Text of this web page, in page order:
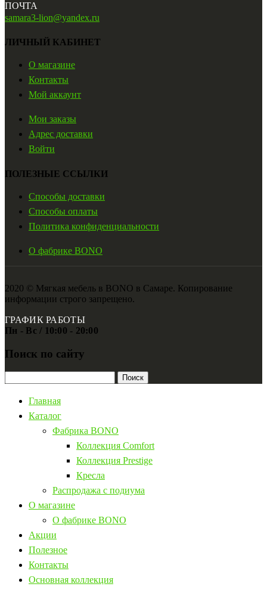
ПОЧТА
samara3-lion@yandex.ru
ЛИЧНЫЙ КАБИНЕТ
О магазине
Контакты
Мой аккаунт
Мои заказы
Адрес доставки
Войти
ПОЛЕЗНЫЕ ССЫЛКИ
Способы доставки
Способы оплаты
Политика конфиденциальности
О фабрике BONO
2020 © Мягкая мебель в BONO в Самаре. Копирование
информации строго запрещено.
ГРАФИК РАБОТЫ
Пн - Вс / 10:00 - 20:00
Поиск по сайту
Главная
Каталог
Фабрика BONO
Коллекция Comfort
Коллекция Prestige
Кресла
Распродажа с подиума
О магазине
О фабрике BONO
Акции
Полезное
Контакты
Основная коллекция